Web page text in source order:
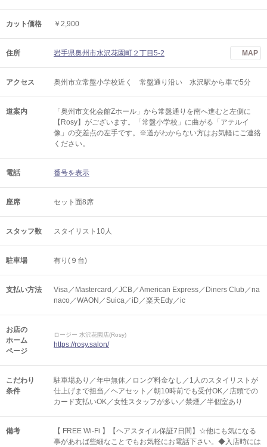
カット価格 ￥2,900
住所 岩手県奥州市水沢花園町２丁目5-2 MAP
アクセス 奥州市立常盤小学校近く 常盤通り沿い 水沢駅から車で5分
道案内
「奥州市文化会館Zホール」から常盤通りを南へ進むと左側に
【Rosy】がございます。「常盤小学校」に曲がる「アテルイ
像」の交差点の左手です。※道がわからない方はお気軽にご連絡
ください。
電話 番号を表示
座席 セット面8席
スタッフ数 スタイリスト10人
駐車場 有り(９台)
支払い方法
Visa／Mastercard／JCB／American Express／Diners Club／na
naco／WAON／Suica／iD／楽天Edy／ic
お店の
ホーム
ページ
ロージー 水沢花園店(Rosy)
https://rosy.salon/
こだわり
条件
駐車場あり／年中無休／ロング料金なし／1人のスタイリストが
仕上げまで担当／ヘアセット／朝10時前でも受付OK／店頭での
カード支払いOK／女性スタッフが多い／禁煙／半個室あり
備考
【 FREE Wi-Fi 】【ヘアスタイル保証7日間】☆他にも気になる
事があれば些細なことでもお気軽にお電話下さい。◆入店時には